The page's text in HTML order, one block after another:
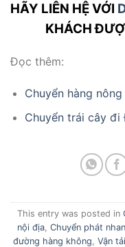
HÃY LIÊN HỆ VỚI
KHÁCH
Đọc thêm:
Chuyển hàng
Chuyển trái cây đi
This entry was posted in
nội địa, Chuyển phát
đường hàng không Vận